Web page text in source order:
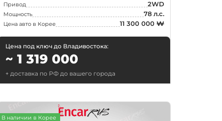
Привод 2WD
Мощность 78 л.с.
Цена авто в Корее 11 300 000 ₩
Цена под ключ до Владивостока:
~ 1 319 000
+ доставка по РФ до вашего города
В наличии в Корее